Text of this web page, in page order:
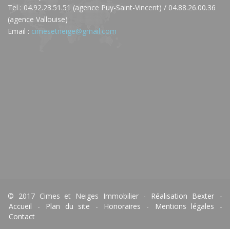
Tel : 04.92.23.51.51 (agence Puy-Saint-Vincent) / 04.88.26.00.36
(agence Vallouise)
Email : cimesetneige@gmail.com
© 2017 Cimes et Neiges Immobilier - Réalisation Bexter
-
Accueil
- Plan du site - Honoraires - Mentions légales
-
Contact